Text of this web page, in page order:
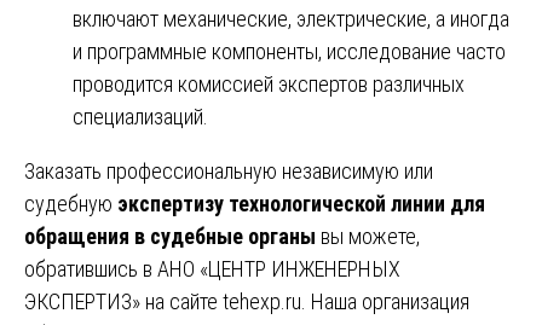
включают механические, электрические, а иногда
и программные компоненты, исследование часто
проводится комиссией экспертов различных
специализаций.
Заказать профессиональную независимую или
судебную экспертизу технологической линии для
обращения в судебные органы вы можете,
обратившись в АНО «ЦЕНТР ИНЖЕНЕРНЫХ
ЭКСПЕРТИЗ» на сайте tehexp.ru . Наша организация